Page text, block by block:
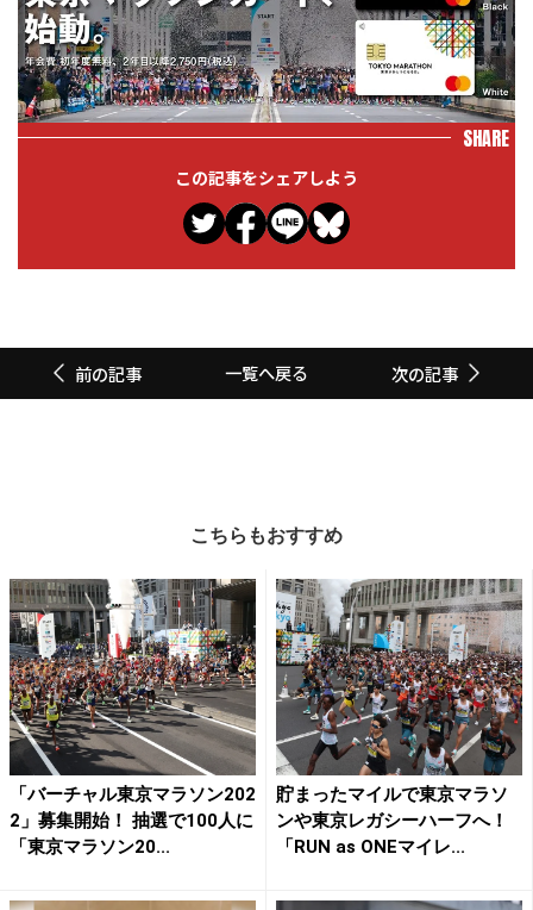
SHARE
この記事をシェアしよう
前の記事 一覧へ戻る 次の記事
こちらもおすすめ
「バーチャル東京マラソン202
2」募集開始！ 抽選で100人に
「東京マラソン20...
貯まったマイルで東京マラソ
ンや東京レガシーハーフへ！
「RUN as ONEマイレ...